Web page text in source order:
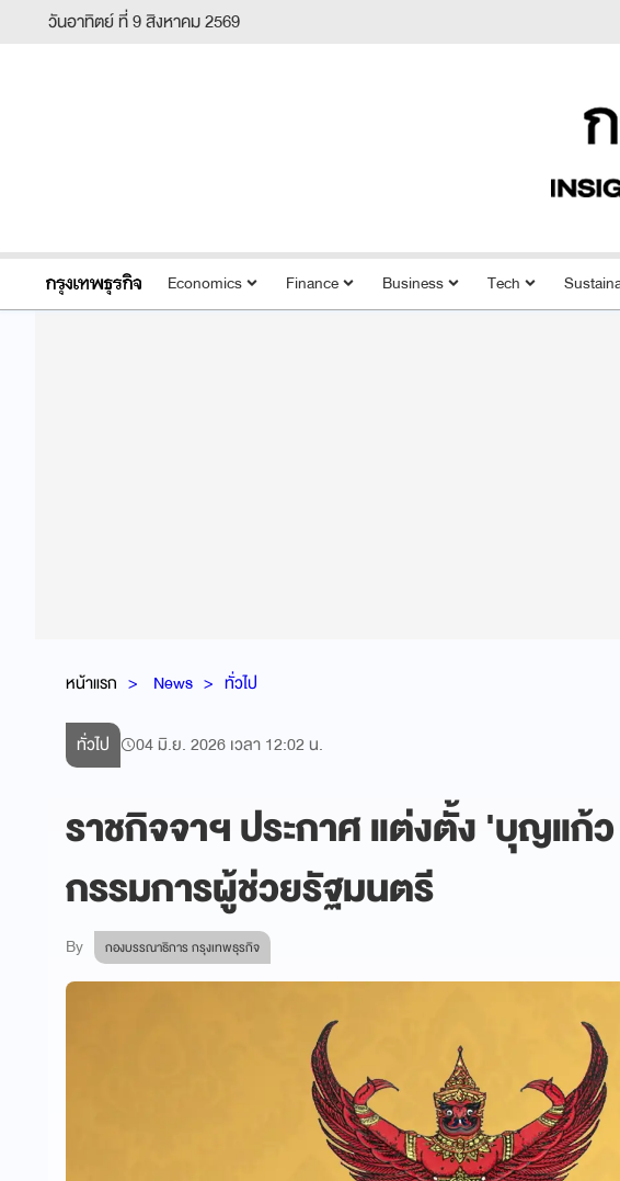
วันอาทิตย์ ที่ 9 สิงหาคม 2569
Economics Finance Business Tech
หน้าแรก News ทั่วไป
ทั่วไป 04 มิ.ย. 2026 เวลา 12:02 น.
ราชกิจจาฯ ประกาศ แต่งตั้ง 'บุญแก้
กรรมการผู้ช่วยรัฐมนตรี
By กองบรรณาธิการ กรุงเทพธุรกิจ